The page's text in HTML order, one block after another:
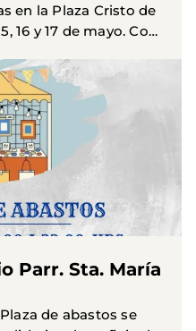
en la Plaza Cristo de
16 y 17 de mayo. Con
Parr. Sta. María
de abastos se